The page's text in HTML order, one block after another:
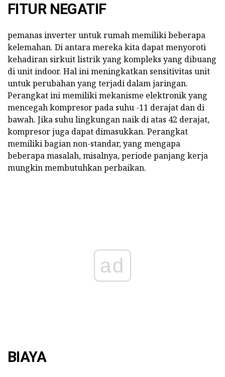
FITUR NEGATIF
pemanas inverter untuk rumah memiliki beberapa
kelemahan. Di antara mereka kita dapat menyoroti
kehadiran sirkuit listrik yang kompleks yang dibuang
di unit indoor. Hal ini meningkatkan sensitivitas unit
untuk perubahan yang terjadi dalam jaringan.
Perangkat ini memiliki mekanisme elektronik yang
mencegah kompresor pada suhu -11 derajat dan di
bawah. Jika suhu lingkungan naik di atas 42 derajat,
kompresor juga dapat dimasukkan. Perangkat
memiliki bagian non-standar, yang mengapa
beberapa masalah, misalnya, periode panjang kerja
mungkin membutuhkan perbaikan.
ad
BIAYA